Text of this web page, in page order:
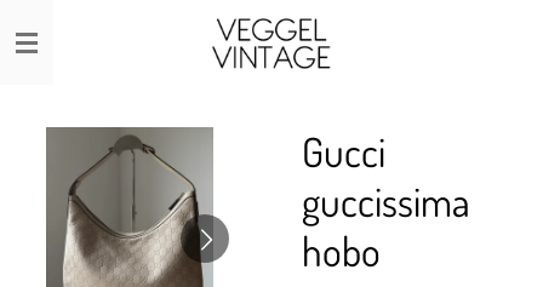
Ga
direct
hoofdinhoud
Gucci
guccissima
hobo